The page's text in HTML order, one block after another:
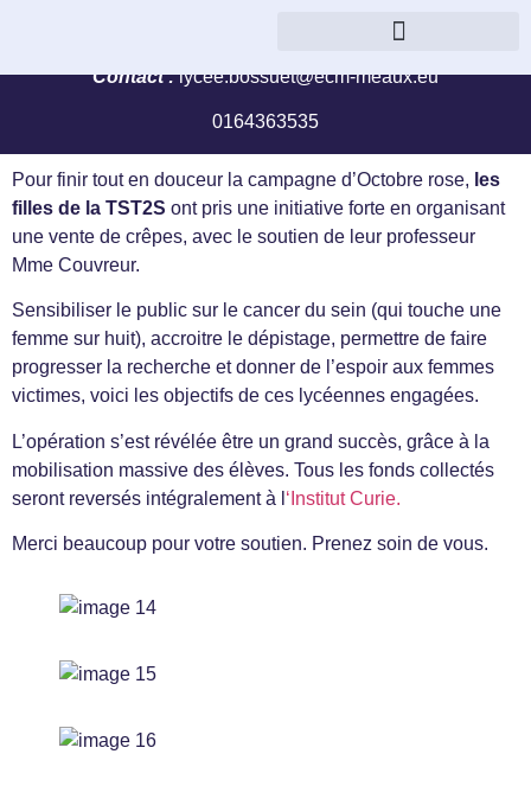
Contact : lycee.bossuet@ecm-meaux.eu
0164363535
Pour finir tout en douceur la campagne d’Octobre rose, les
filles de la TST2S ont pris une initiative forte en organisant
une vente de crêpes, avec le soutien de leur professeur
Mme Couvreur.
Sensibiliser le public sur le cancer du sein (qui touche une
femme sur huit), accroitre le dépistage, permettre de faire
progresser la recherche et donner de l’espoir aux femmes
victimes, voici les objectifs de ces lycéennes engagées.
L’opération s’est révélée être un grand succès, grâce à la
mobilisation massive des élèves. Tous les fonds collectés
seront reversés intégralement à l ‘Institut Curie.
Merci beaucoup pour votre soutien. Prenez soin de vous.